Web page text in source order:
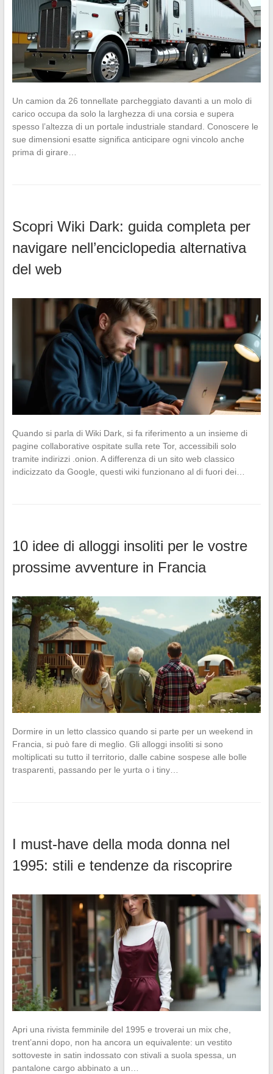
Un camion da 26 tonnellate parcheggiato davanti a un molo di
carico occupa da solo la larghezza di una corsia e supera
spesso l’altezza di un portale industriale standard. Conoscere le
sue dimensioni esatte significa anticipare ogni vincolo anche
prima di girare…
Scopri Wiki Dark: guida completa per
navigare nell’enciclopedia alternativa
del web
Quando si parla di Wiki Dark, si fa riferimento a un insieme di
pagine collaborative ospitate sulla rete Tor, accessibili solo
tramite indirizzi .onion. A differenza di un sito web classico
indicizzato da Google, questi wiki funzionano al di fuori dei…
10 idee di alloggi insoliti per le vostre
prossime avventure in Francia
Dormire in un letto classico quando si parte per un weekend in
Francia, si può fare di meglio. Gli alloggi insoliti si sono
moltiplicati su tutto il territorio, dalle cabine sospese alle bolle
trasparenti, passando per le yurta o i tiny…
I must-have della moda donna nel
1995: stili e tendenze da riscoprire
Apri una rivista femminile del 1995 e troverai un mix che,
trent’anni dopo, non ha ancora un equivalente: un vestito
sottoveste in satin indossato con stivali a suola spessa, un
pantalone cargo abbinato a un…